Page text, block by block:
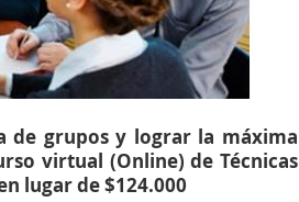
de grupos y lograr la máxima
virtual (Online) de Técnicas
lugar de $124.000